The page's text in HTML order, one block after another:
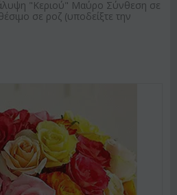
"Κεριού" Μαύρο Σύνθεση σε
σε ροζ (υποδείξτε την